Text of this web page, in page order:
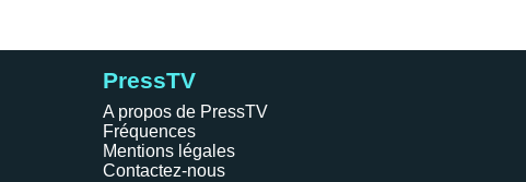
PressTV
A propos de PressTV
Fréquences
Mentions légales
Contactez-nous